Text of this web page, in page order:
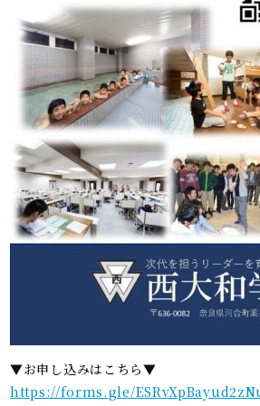
▼お申し込みはこちら▼
https://forms.gle/